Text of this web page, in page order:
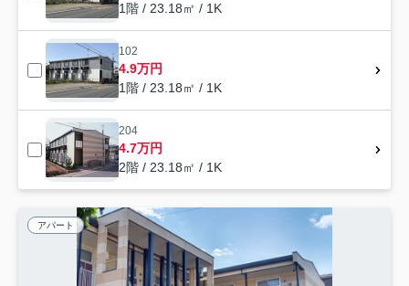
1階 / 23.18㎡ / 1K
102
4.9万円
1階 / 23.18㎡ / 1K
204
4.7万円
2階 / 23.18㎡ / 1K
アパート